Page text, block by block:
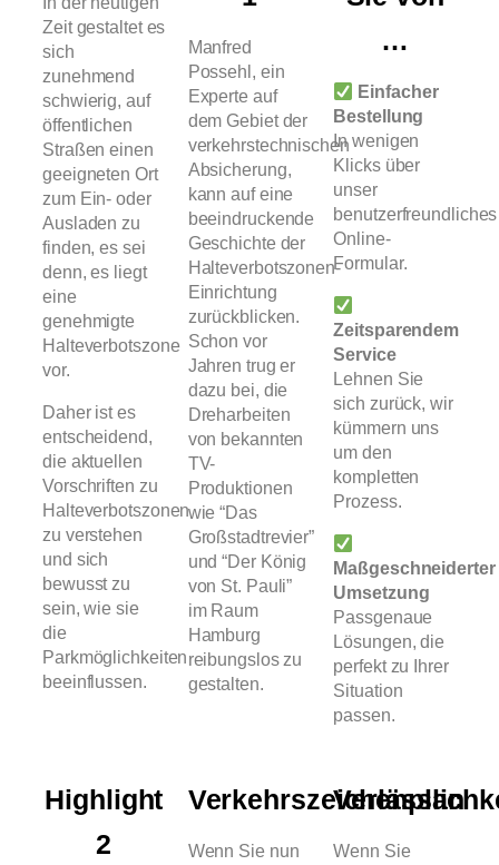
Zeit gestaltet es
sich
zunehmend
schwierig, auf
öffentlichen
Straßen einen
geeigneten Ort
zum Ein- oder
Ausladen zu
finden, es sei
denn, es liegt
eine
genehmigte
Halteverbotszone
vor.
Daher ist es
entscheidend,
die aktuellen
Vorschriften zu
Halteverbotszonen
zu verstehen
und sich
bewusst zu
sein, wie sie
die
Parkmöglichkeiten
beeinflussen.
Manfred
Possehl, ein
Experte auf
dem Gebiet der
verkehrstechnischen
Absicherung,
kann auf eine
beeindruckende
Geschichte der
Halteverbotszonen-
Einrichtung
zurückblicken.
Schon vor
Jahren trug er
dazu bei, die
Dreharbeiten
von bekannten
TV-
Produktionen
wie “Das
Großstadtrevier”
und “Der König
von St. Pauli”
im Raum
Hamburg
reibungslos zu
gestalten.
…
Einfacher
Bestellung
In wenigen
Klicks über
unser
benutzerfreundliches
Online-
Formular.
Zeitsparendem
Service
Lehnen Sie
sich zurück, wir
kümmern uns
um den
kompletten
Prozess.
Maßgeschneiderter
Umsetzung
Passgenaue
Lösungen, die
perfekt zu Ihrer
Situation
passen.
Highlight
2
Verkehrszeichenplan
Wenn Sie nun
Wenn Sie